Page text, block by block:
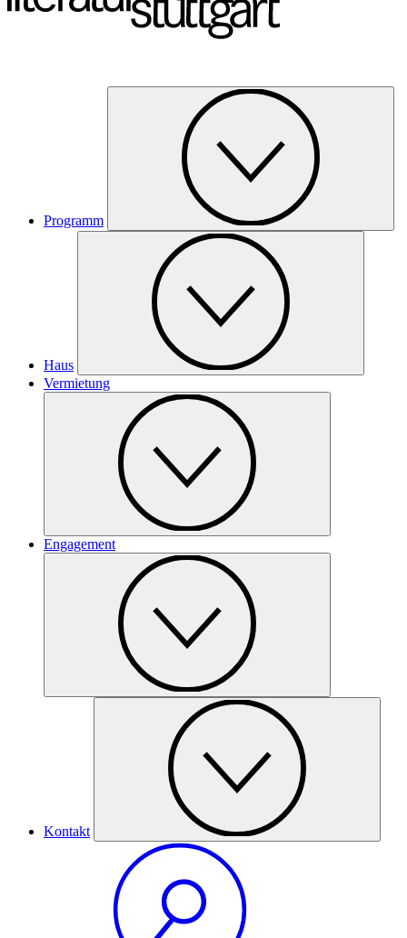
Programm
Haus
Vermietung
Engagement
Kontakt